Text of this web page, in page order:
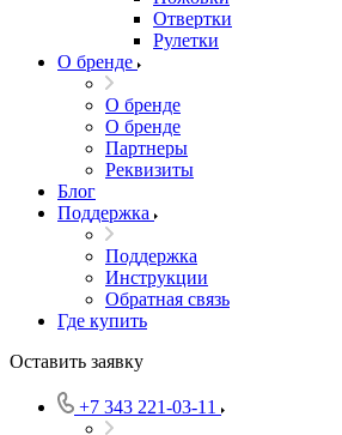
Отвертки
Рулетки
О бренде
О бренде
О бренде
Партнеры
Реквизиты
Блог
Поддержка
Поддержка
Инструкции
Обратная связь
Где купить
Оставить заявку
+7 343 221-03-11